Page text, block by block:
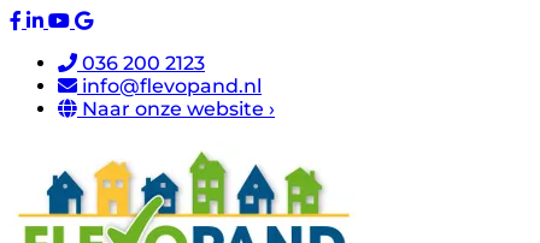
036 200 2123
info@flevopand.nl
Naar onze website ›